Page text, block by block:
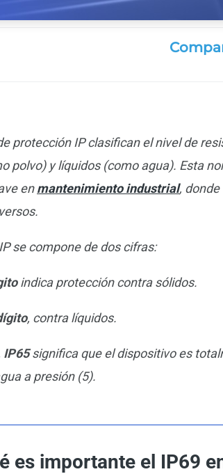
protección IP clasifican el nivel de
polvo) y líquidos (como agua). Esta
enmantenimiento industrial,
se compone de dos cifras:
indica protección contra sólidos.
, contra líquidos.
IP65significa que el dispositivo es
a presión (5).
es importante el IP69